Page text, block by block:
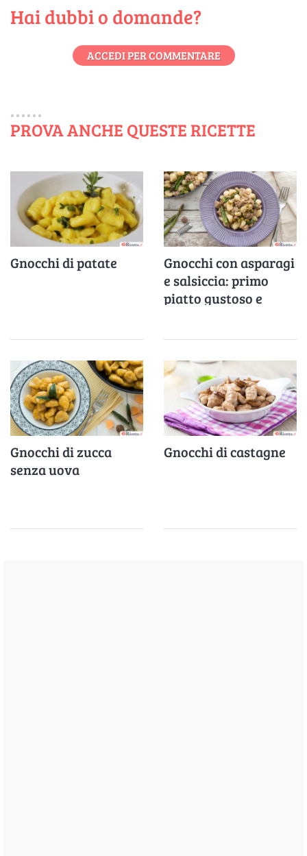
Hai dubbi o domande?
ACCEDI PER COMMENTARE
PROVA ANCHE QUESTE RICETTE
Gnocchi di patate
Gnocchi con asparagi
e salsiccia: primo
piatto gustoso e
Gnocchi di zucca
senza uova
Gnocchi di castagne